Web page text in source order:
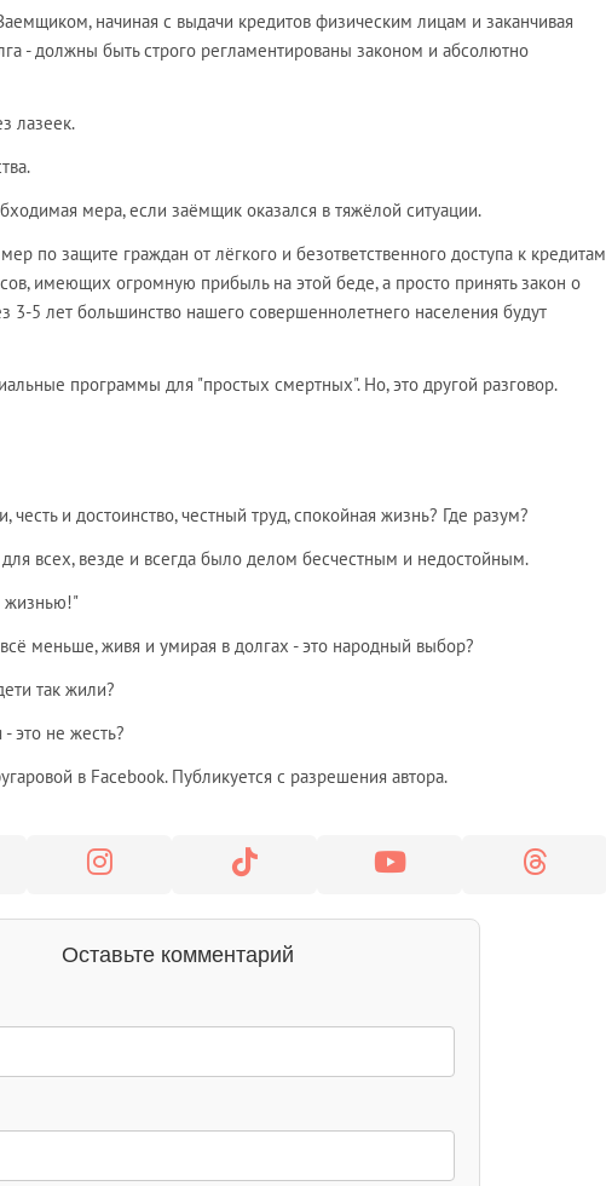
начиная с выдачи кредитов физическим лицам и заканчивая
- должны быть строго регламентированы законом и абсолютно
лазеек.
мера, если заёмщик оказался в тяжёлой ситуации.
по защите граждан от лёгкого и безответственного доступа к кредитам
имеющих огромную прибыль на этой беде, а просто принять закон о
3-5 лет большинство нашего совершеннолетнего населения будут
программы для "простых смертных". Но, это другой разговор.
честь и достоинство, честный труд, спокойная жизнь? Где разум?
для всех, везде и всегда было делом бесчестным и недостойным.
жизнью!"
меньше, живя и умирая в долгах - это народный выбор?
так жили?
- это не жесть?
в Facebook. Публикуется с разрешения автора.
Оставьте комментарий